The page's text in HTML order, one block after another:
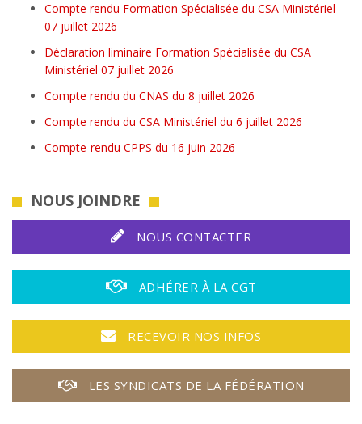
Compte rendu Formation Spécialisée du CSA Ministériel
07 juillet 2026
Déclaration liminaire Formation Spécialisée du CSA
Ministériel 07 juillet 2026
Compte rendu du CNAS du 8 juillet 2026
Compte rendu du CSA Ministériel du 6 juillet 2026
Compte-rendu CPPS du 16 juin 2026
NOUS JOINDRE
NOUS CONTACTER
ADHÉRER À LA CGT
RECEVOIR NOS INFOS
LES SYNDICATS DE LA FÉDÉRATION